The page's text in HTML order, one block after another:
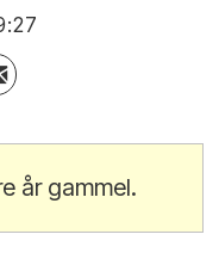
år gammel.